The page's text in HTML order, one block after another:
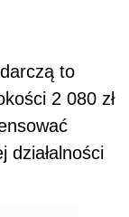
to
2 080 zł
działalności